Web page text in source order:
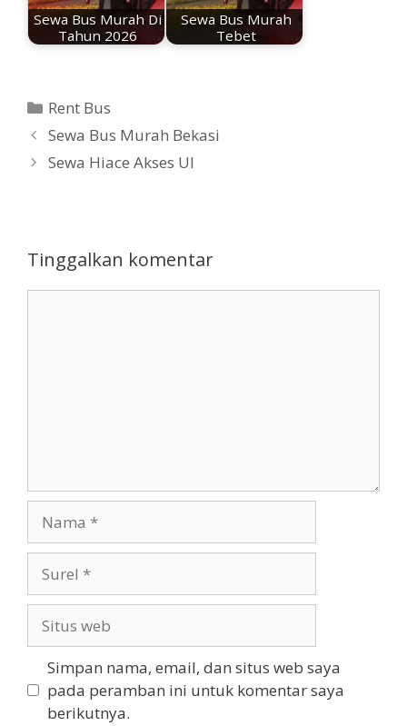
Sewa Bus Murah Di
Tahun 2026
Sewa Bus Murah
Tebet
Kategori
Rent Bus
Sewa Bus Murah Bekasi
Sewa Hiace Akses UI
Tinggalkan komentar
web
Simpan nama, email, dan situs web saya
pada peramban ini untuk komentar saya
berikutnya.